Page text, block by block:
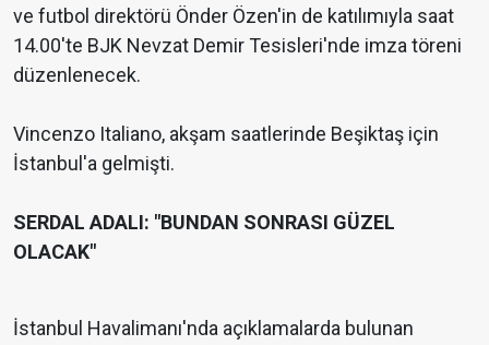
ve futbol direktörü Önder Özen'in de katılımıyla saat
14.00'te BJK Nevzat Demir Tesisleri'nde imza töreni
düzenlenecek.
Vincenzo Italiano, akşam saatlerinde Beşiktaş için
İstanbul'a gelmişti.
SERDAL ADALI: "BUNDAN SONRASI GÜZEL
OLACAK"
İstanbul Havalimanı'nda açıklamalarda bulunan